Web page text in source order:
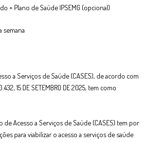
+ Plano de Saúde IPSEMG (opcional)
semana
a Serviços de Saúde (CASES), de acordo com
15 DE SETEMBRO DE 2025, tem como
de Acesso a Serviços de Saúde (CASES) tem por
para viabilizar o acesso a serviços de saúde